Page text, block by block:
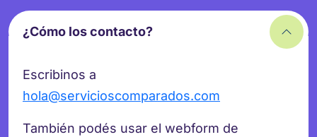
¿Cómo los contacto?
Escribinos a
hola@servicioscomparados.com
También podés usar el webform de